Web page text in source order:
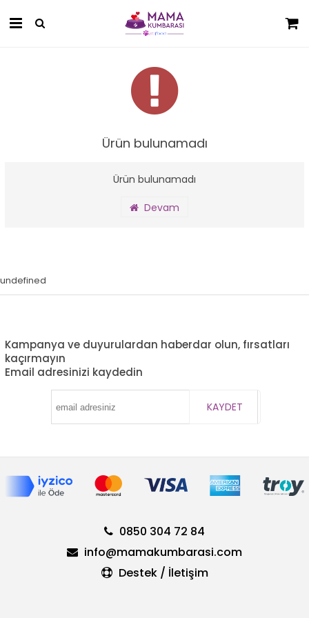
Ürün bulunamadı
Ürün bulunamadı
Devam
undefined
Kampanya ve duyurulardan haberdar olun, fırsatları
kaçırmayın
Email adresinizi kaydedin
KAYDET
0850 304 72 84
info@mamakumbarasi.com
Destek / İletişim